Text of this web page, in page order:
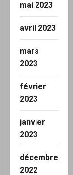
mai 2023
avril 2023
mars
2023
février
2023
janvier
2023
décembre
2022